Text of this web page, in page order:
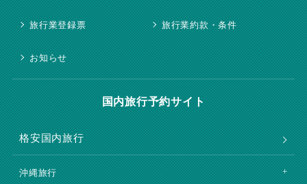
旅行業登録票 旅行業約款・条件
お知らせ
国内旅行予約サイト
格安国内旅行
沖縄旅行